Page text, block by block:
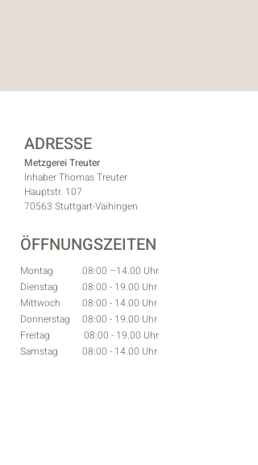
ADRESSE
Metzgerei Treuter
Inhaber Thomas Treuter
Hauptstr. 107
70563 Stuttgart-Vaihingen
ÖFFNUNGSZEITEN
Montag 08:00 –14.00 Uhr
Dienstag 08:00 - 19.00 Uhr
Mittwoch 08:00 - 14.00 Uhr
Donnerstag 08:00 - 19.00 Uhr
Freitag 08:00 - 19.00 Uhr
Samstag 08:00 - 14.00 Uhr